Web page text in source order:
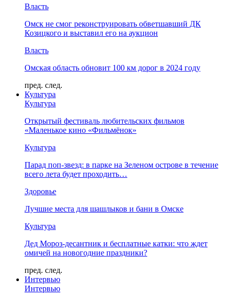
Власть
Омск не смог реконструировать обветшавший ДК
Козицкого и выставил его на аукцион
Власть
Омская область обновит 100 км дорог в 2024 году
пред. след.
Культура
Культура
Открытый фестиваль любительских фильмов
«Маленькое кино «Фильмёнок»
Культура
Парад поп-звезд: в парке на Зеленом острове в течение
всего лета будет проходить…
Здоровье
Лучшие места для шашлыков и бани в Омске
Культура
Дед Мороз-десантник и бесплатные катки: что ждет
омичей на новогодние праздники?
пред. след.
Интервью
Интервью